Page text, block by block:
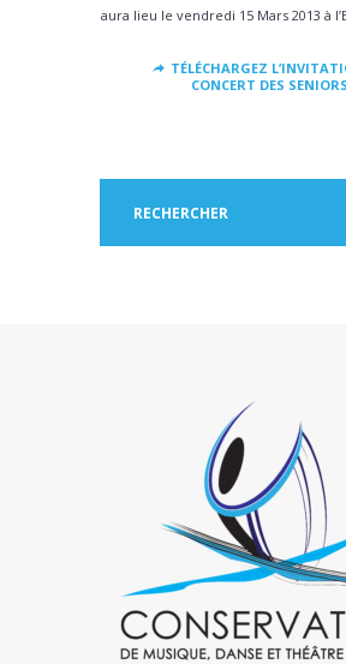
aura lieu le vendredi 15 Mars 2013 à
TÉLÉCHARGEZ
CONCERT DES SENIORS